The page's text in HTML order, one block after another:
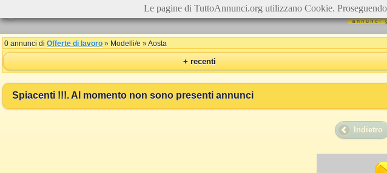
0 annunci di Offerte di lavoro » Modelli/e » Aosta
+ recenti
Spiacenti !!!. Al momento non sono presenti annunci
Indietro
Le pagine di TuttoAnnunci.org utilizzano Cookie.